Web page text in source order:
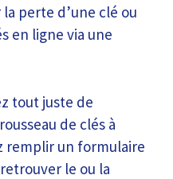
perte d’une clé ou
en ligne via une
tout juste de
de clés à
remplir un formulaire
le ou la